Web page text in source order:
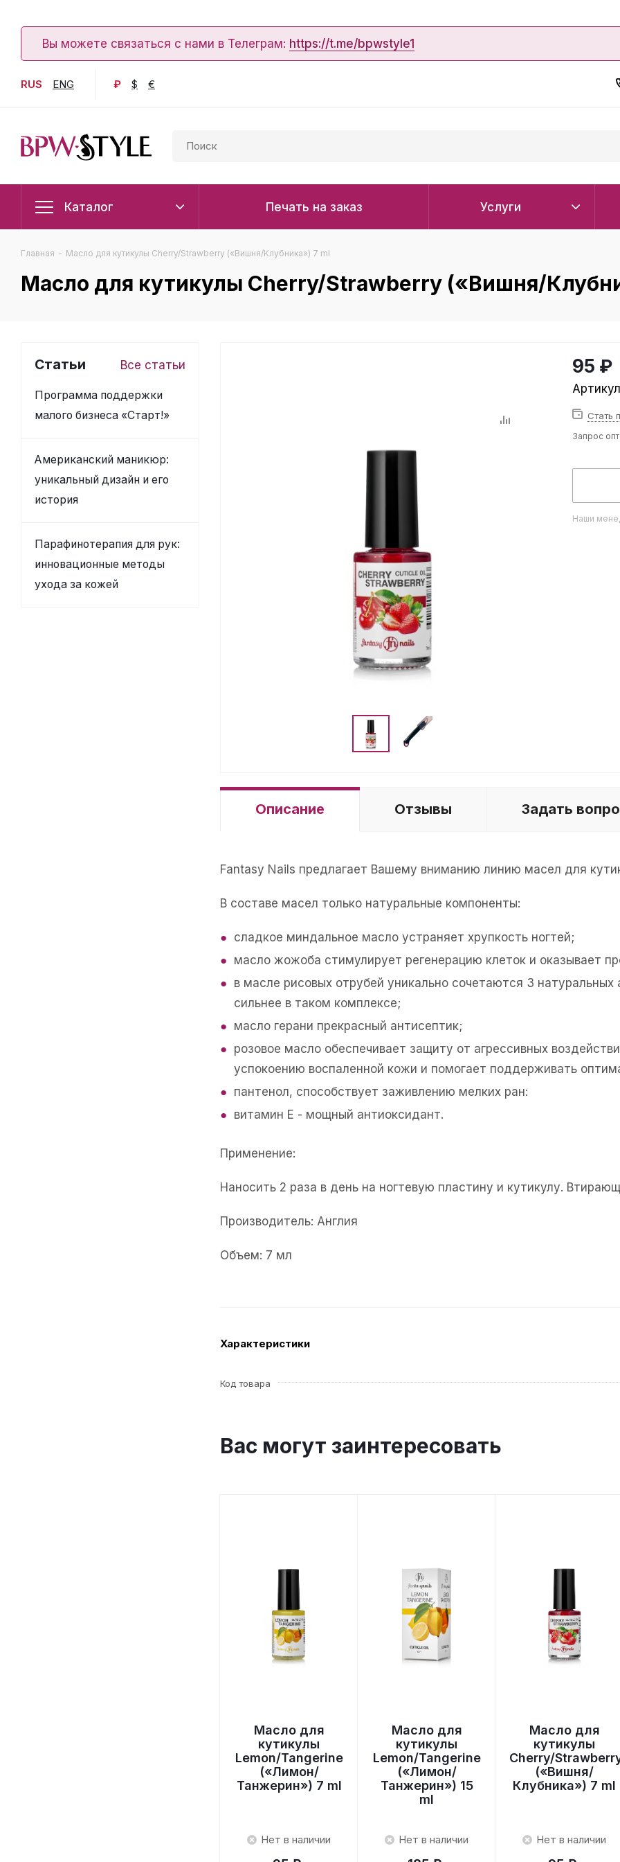
Вы можете связаться с нами в Телеграм: https://t.me/bpwstyle1
RUS ENG ₽ $ €
Каталог Печать на заказ Услуги
Главная - Масло для кутикулы Cherry/Strawberry («Вишня/Клубника») 7 ml
Масло для кутикулы Cherry/Strawberry («Вишня/
95 ₽
Стать
Запрос
Наши
Описание Отзывы Задать
Fantasy Nails предлагает Вашему вниманию линию масел для
В составе масел только натуральные компоненты:
сладкое миндальное масло устраняет хрупкость ногтей;
масло жожоба стимулирует регенерацию клеток и оказывает
в масле рисовых отрубей уникально сочетаются 3
сильнее в таком комплексе;
масло герани прекрасный антисептик;
розовое масло обеспечивает защиту от агрессивных
успокоению воспаленной кожи и помогает поддерживать
пантенол, способствует заживлению мелких ран:
витамин Е - мощный антиоксидант.
Применение:
Наносить 2 раза в день на ногтевую пластину и кутикулу.
Производитель: Англия
Объем: 7 мл
Характеристики
Код товара
Вас могут заинтересовать
Масло для
кутикулы
Lemon/Tangerine
(«Лимон/
Танжерин») 7 ml
Нет в наличии
Масло для
кутикулы
Lemon/Tangerine
(«Лимон/
Танжерин») 15
ml
Нет в наличии
Масло для
кутикулы
Cherry/Strawberry
(«Вишня/
Клубника») 7 ml
Нет в наличии
Статьи Все статьи
Программа поддержки
малого бизнеса «Старт!»
Американский маникюр:
уникальный дизайн и его
история
Парафинотерапия для рук:
инновационные методы
ухода за кожей